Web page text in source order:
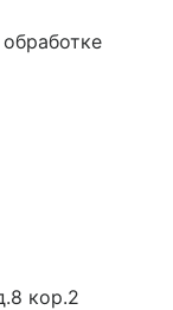
кор.2